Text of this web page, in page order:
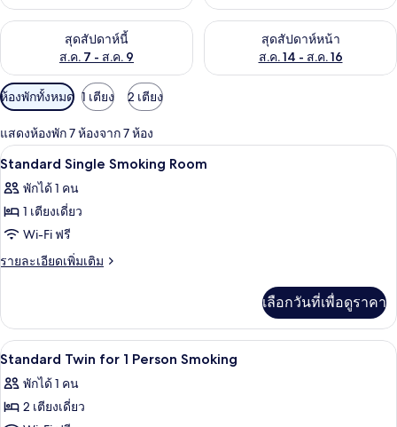
สุดสัปดาห์นี้
ส.ค. 7 - ส.ค. 9
ตรวจสอบจำนวนห้องพักว่างในสุดสัปดาห์นี้ ส.ค. 7 - ส.ค. 9
สุดสัปดาห์หน้า
ส.ค. 14 - ส.ค. 16
ตรวจสอบจำนวนห้องพักว่างใน
ตัว
กรอง
ที่
มี
ให้
สำหรับ
ห้อง
ห้องพักทั้งหมด 1 เตียง 2 เตียง
แสดงห้องพัก 7 ห้องจาก 7 ห้อง
เปิด
ภาพถ่าย
ทั้งหมด
ของ
Standard
Room
1
Standard Single Smoking Room
พักได้ 1 คน
1 เตียงเดี่ยว
Wi-Fi ฟรี
รายละเอียดเพิ่มเติม
ราย
เกี่ยว
กับ
Standard
Smoking
Room
เลือกวันที่เพื่อดูราคา
เปิด
ภาพถ่าย
ทั้งหมด
1
Standard Twin for 1 Person Smoking
พักได้ 1 คน
2 เตียงเดี่ยว